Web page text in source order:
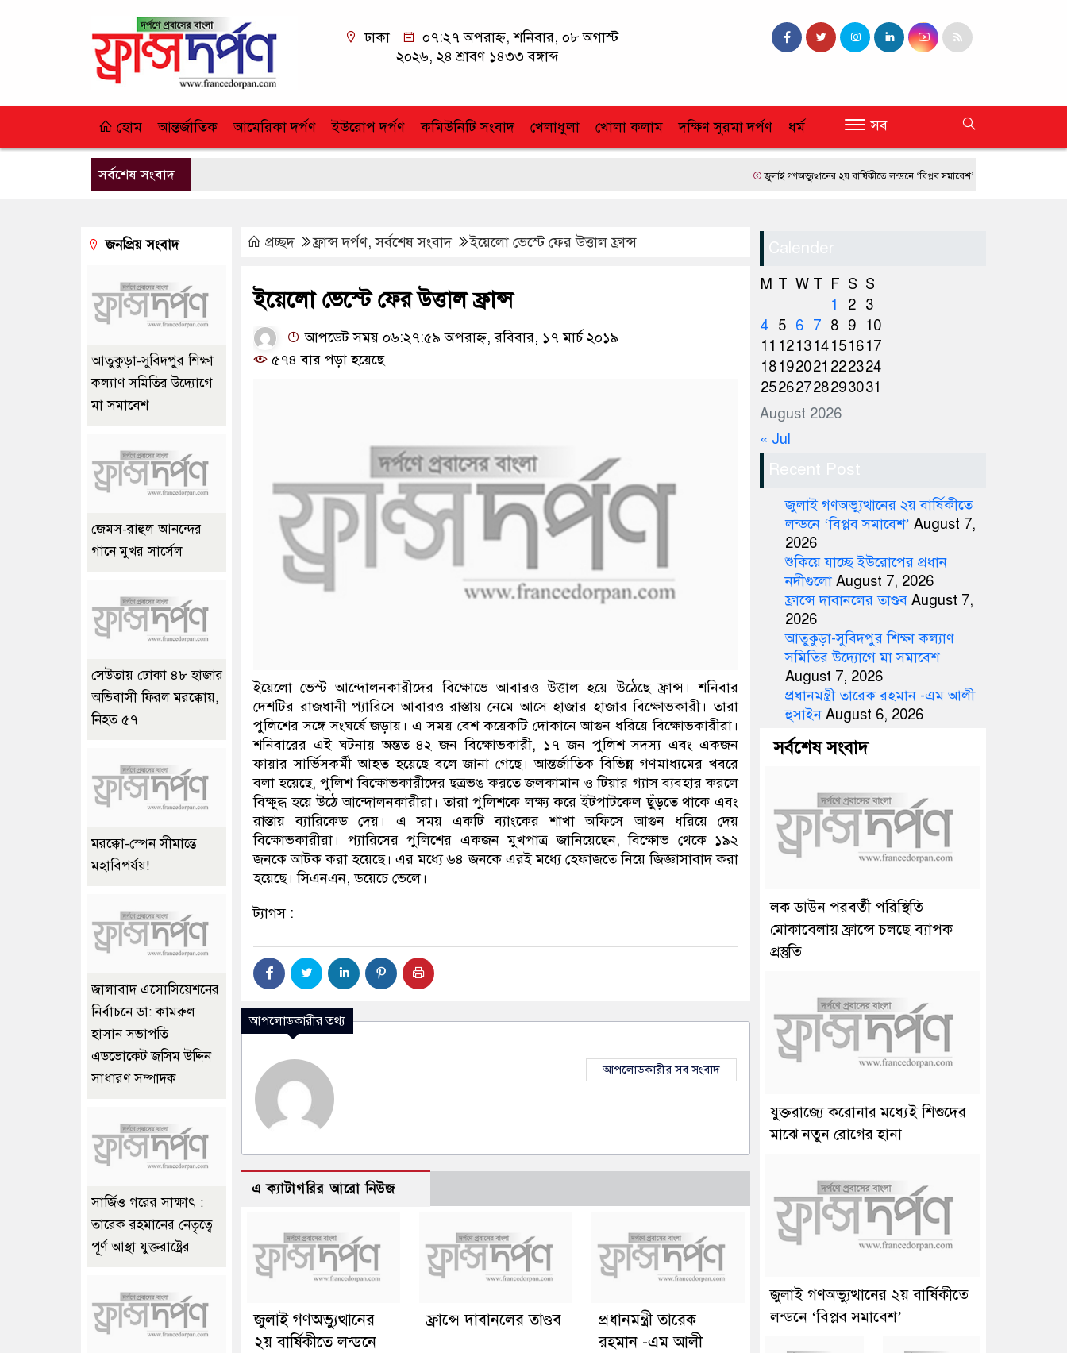
ঢাকা
০৭:২৭ অপরাহ্ন, শনিবার, ০৮ অগাস্ট
২০২৬, ২৪ শ্রাবণ ১৪৩৩ বঙ্গাব্দ
হোম আন্তর্জাতিক আমেরিকা দর্পণ ইউরোপ দর্পণ কমিউনিটি সংবাদ খেলাধুলা খোলা কলাম দক্ষিণ সুরমা দর্পণ ধর্ম সব
সর্বশেষ সংবাদ জুলাই গণঅভ্যুত্থানের ২য় বার্ষিকীতে লন্ডনে ‘বিপ্লব সমাবেশ’ ফ্রান্সে দাবানলের তাণ্ডব
প্রচ্ছদ ফ্রান্স দর্পণ,সর্বশেষ সংবাদ ইয়েলো ভেস্টে ফের উত্তাল ফ্রান্স
ইয়েলো ভেস্টে ফের উত্তাল ফ্রান্স
আপডেট সময় ০৬:২৭:৫৯ অপরাহ্ন, রবিবার, ১৭ মার্চ ২০১৯
৫৭৪ বার পড়া হয়েছে
ইয়েলো ভেস্ট আন্দোলনকারীদের বিক্ষোভে আবারও উত্তাল হয়ে উঠেছে ফ্রান্স। শনিবার
দেশটির রাজধানী প্যারিসে আবারও রাস্তায় নেমে আসে হাজার হাজার বিক্ষোভকারী। তারা
পুলিশের সঙ্গে সংঘর্ষে জড়ায়। এ সময় বেশ কয়েকটি দোকানে আগুন ধরিয়ে বিক্ষোভকারীরা।
শনিবারের এই ঘটনায় অন্তত ৪২ জন বিক্ষোভকারী, ১৭ জন পুলিশ সদস্য এবং একজন
ফায়ার সার্ভিসকর্মী আহত হয়েছে বলে জানা গেছে। আন্তর্জাতিক বিভিন্ন গণমাধ্যমের খবরে
বলা হয়েছে, পুলিশ বিক্ষোভকারীদের ছত্রভঙ করতে জলকামান ও টিয়ার গ্যাস ব্যবহার করলে
বিক্ষুব্ধ হয়ে উঠে আন্দোলনকারীরা। তারা পুলিশকে লক্ষ্য করে ইটপাটকেল ছুঁড়তে থাকে এবং
রাস্তায় ব্যারিকেড দেয়। এ সময় একটি ব্যাংকের শাখা অফিসে আগুন ধরিয়ে দেয়
বিক্ষোভকারীরা। প্যারিসের পুলিশের একজন মুখপাত্র জানিয়েছেন, বিক্ষোভ থেকে ১৯২
জনকে আটক করা হয়েছে। এর মধ্যে ৬৪ জনকে এরই মধ্যে হেফাজতে নিয়ে জিজ্ঞাসাবাদ করা
হয়েছে। সিএনএন, ডয়েচে ভেলে।
ট্যাগস :
আপলোডকারীর তথ্য
আপলোডকারীর সব সংবাদ
এ ক্যাটাগরির আরো নিউজ
জুলাই গণঅভ্যুত্থানের
২য় বার্ষিকীতে লন্ডনে
ফ্রান্সে দাবানলের তাণ্ডব
প্রধানমন্ত্রী তারেক
রহমান -এম আলী
জনপ্রিয় সংবাদ
আতুকুড়া-সুবিদপুর শিক্ষা
কল্যাণ সমিতির উদ্যোগে
মা সমাবেশ
জেমস-রাহুল আনন্দের
গানে মুখর সার্সেল
সেউতায় ঢোকা ৪৮ হাজার
অভিবাসী ফিরল মরক্কোয়,
নিহত ৫৭
মরক্কো-স্পেন সীমান্তে
মহাবিপর্যয়!
জালাবাদ এসোসিয়েশনের
নির্বাচনে ডা: কামরুল
হাসান সভাপতি
এডভোকেট জসিম উদ্দিন
সাধারণ সম্পাদক
সার্জিও গরের সাক্ষাৎ :
তারেক রহমানের নেতৃত্বে
পূর্ণ আস্থা যুক্তরাষ্ট্রের
Calender
August 2026
M T W T F S S
1
2 3
4 5 6 7 8 9
10
11 121314151617
18192021 222324
25262728293031
« Jul
Recent Post
জুলাই গণঅভ্যুত্থানের ২য় বার্ষিকীতে
লন্ডনে ‘বিপ্লব সমাবেশ’ August 7,
2026
শুকিয়ে যাচ্ছে ইউরোপের প্রধান
নদীগুলো August 7, 2026
ফ্রান্সে দাবানলের তাণ্ডব August 7,
2026
আতুকুড়া-সুবিদপুর শিক্ষা কল্যাণ
সমিতির উদ্যোগে মা সমাবেশ
August 7, 2026
প্রধানমন্ত্রী তারেক রহমান -এম আলী
হুসাইন August 6, 2026
সর্বশেষ সংবাদ
লক ডাউন পরবর্তী পরিস্থিতি
মোকাবেলায় ফ্রান্সে চলছে ব্যাপক
প্রস্তুতি
যুক্তরাজ্যে করোনার মধ্যেই শিশুদের
মাঝে নতুন রোগের হানা
জুলাই গণঅভ্যুত্থানের ২য় বার্ষিকীতে
লন্ডনে ‘বিপ্লব সমাবেশ’